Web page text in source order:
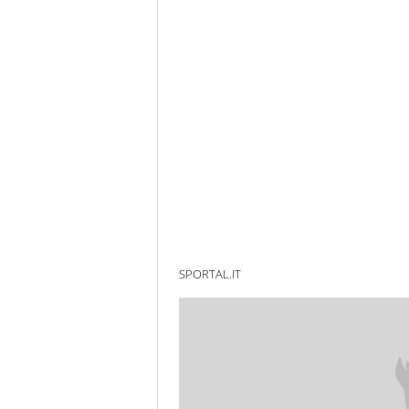
SPORTAL.IT